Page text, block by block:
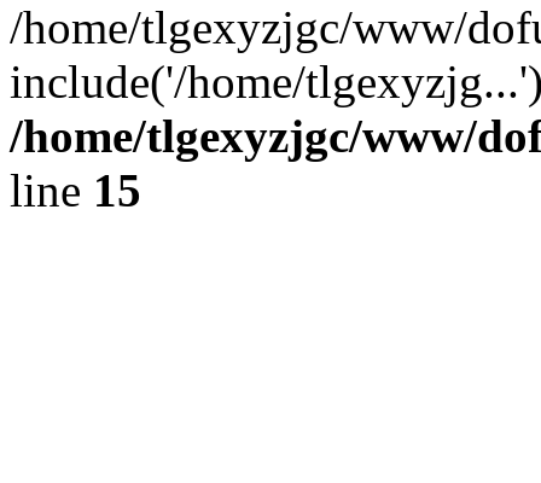
/home/tlgexyzjgc/www/
include('/home/
/home/tlgexyzjgc/www/
line 15